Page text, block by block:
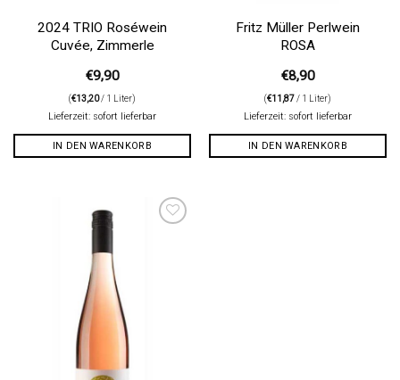
2024 TRIO Roséwein
Cuvée, Zimmerle
€9,90
(€13,20/ 1 Liter)
Lieferzeit: sofort lieferbar
IN DEN WARENKORB
Fritz Müller Perlwein
ROSA
€8,90
(€11,87/ 1 Liter)
Lieferzeit: sofort lieferbar
IN DEN WARENKORB